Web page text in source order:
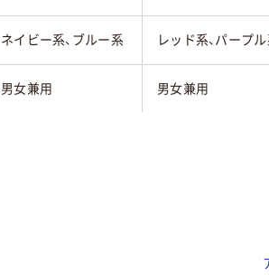
ネイビー系、ブルー系 レッド系、パープ
男女兼用 男女兼用